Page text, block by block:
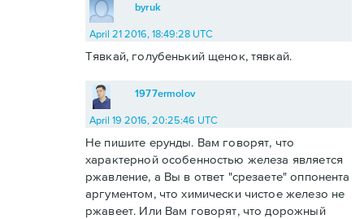
byruk
April 21 2016, 18:49:28 UTC
Тявкай, голубенький щенок, тявкай.
1977ermolov
April 19 2016, 20:25:46 UTC
Не пишите ерунды. Вам говорят, что
характерной особенностью железа является
ржавление, а Вы в ответ "срезаете" оппонента
аргументом, что химически чистое железо не
ржавеет. Или Вам говорят, что дорожный